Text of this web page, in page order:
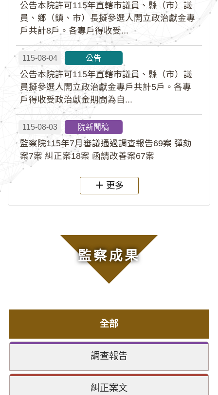
公告本院許可115年直轄市議員、縣（市）議
員、鄉（鎮、市）長擬參選人開立政治獻金專
戶共計8戶。各專戶得收受...
115-08-04 公告
公告本院許可115年直轄市議員、縣（市）議
員擬參選人開立政治獻金專戶共計5戶。各專
戶得收受政治獻金期間為自...
115-08-03 院新聞稿
監察院115年7月審議通過調查報告69案 彈劾
案7案 糾正案18案 函請改善案67案
更多
監察成果
全部
調查報告
糾正案文